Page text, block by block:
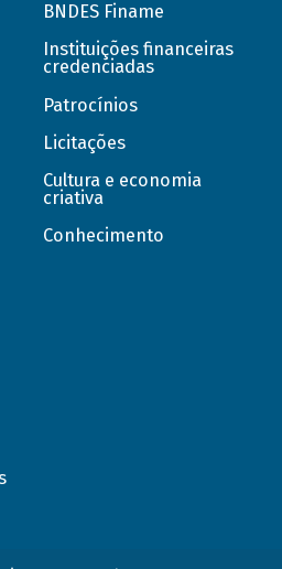
BNDES Finame
Instituições financeiras
credenciadas
Patrocínios
Licitações
Cultura e economia
criativa
Conhecimento